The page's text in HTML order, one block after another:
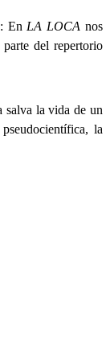
En LA LOCA nos
del repertorio
salva la vida de un
la